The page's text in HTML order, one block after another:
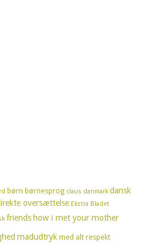
børn børnesprog claus danmark dansk
oversættelse Ekstra Bladet
friends how i met your mother
madudtryk med alt respekt